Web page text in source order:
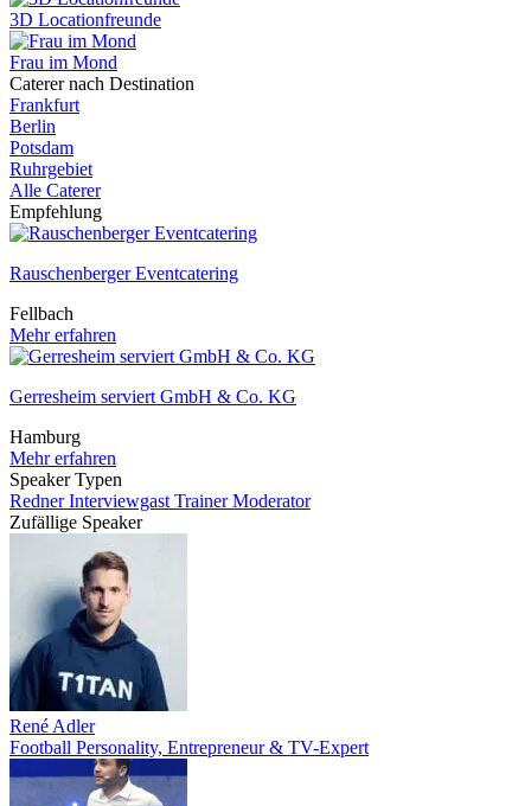
3D Locationfreunde
Frau im Mond
Caterer nach Destination
Frankfurt
Berlin
Potsdam
Ruhrgebiet
Alle Caterer
Empfehlung
Rauschenberger Eventcatering
Fellbach
Mehr erfahren
Gerresheim serviert GmbH & Co. KG
Hamburg
Mehr erfahren
Speaker Typen
RednerInterviewgast TrainerModerator
Zufällige Speaker
René Adler
Football Personality, Entrepreneur & TV-Expert